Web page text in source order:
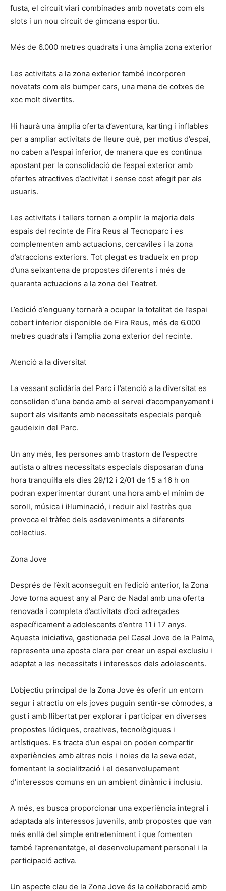
fusta, el circuit viari combinades amb novetats com els
slots i un nou circuit de gimcana esportiu.
Més de 6.000 metres quadrats i una àmplia zona exterior
Les activitats a la zona exterior també incorporen
novetats com els bumper cars, una mena de cotxes de
xoc molt divertits.
Hi haurà una àmplia oferta d’aventura, karting i inflables
per a ampliar activitats de lleure què, per motius d’espai,
no caben a l’espai inferior, de manera que es continua
apostant per la consolidació de l’espai exterior amb
ofertes atractives d’activitat i sense cost afegit per als
usuaris.
Les activitats i tallers tornen a omplir la majoria dels
espais del recinte de Fira Reus al Tecnoparc i es
complementen amb actuacions, cercaviles i la zona
d’atraccions exteriors. Tot plegat es tradueix en prop
d’una seixantena de propostes diferents i més de
quaranta actuacions a la zona del Teatret.
L’edició d’enguany tornarà a ocupar la totalitat de l’espai
cobert interior disponible de Fira Reus, més de 6.000
metres quadrats i l’amplia zona exterior del recinte.
Atenció a la diversitat
La vessant solidària del Parc i l’atenció a la diversitat es
consoliden d’una banda amb el servei d’acompanyament i
suport als visitants amb necessitats especials perquè
gaudeixin del Parc.
Un any més, les persones amb trastorn de l’espectre
autista o altres necessitats especials disposaran d’una
hora tranquil·la els dies 29/12 i 2/01 de 15 a 16 h on
podran experimentar durant una hora amb el mínim de
soroll, música i il·luminació, i reduir així l’estrès que
provoca el tràfec dels esdeveniments a diferents
col·lectius.
Zona Jove
Després de l’èxit aconseguit en l’edició anterior, la Zona
Jove torna aquest any al Parc de Nadal amb una oferta
renovada i completa d’activitats d’oci adreçades
específicament a adolescents d’entre 11 i 17 anys.
Aquesta iniciativa, gestionada pel Casal Jove de la Palma,
representa una aposta clara per crear un espai exclusiu i
adaptat a les necessitats i interessos dels adolescents.
L’objectiu principal de la Zona Jove és oferir un entorn
segur i atractiu on els joves puguin sentir-se còmodes, a
gust i amb llibertat per explorar i participar en diverses
propostes lúdiques, creatives, tecnològiques i
artístiques. Es tracta d’un espai on poden compartir
experiències amb altres nois i noies de la seva edat,
fomentant la socialització i el desenvolupament
d’interessos comuns en un ambient dinàmic i inclusiu.
A més, es busca proporcionar una experiència integral i
adaptada als interessos juvenils, amb propostes que van
més enllà del simple entreteniment i que fomenten
també l’aprenentatge, el desenvolupament personal i la
participació activa.
Un aspecte clau de la Zona Jove és la col·laboració amb